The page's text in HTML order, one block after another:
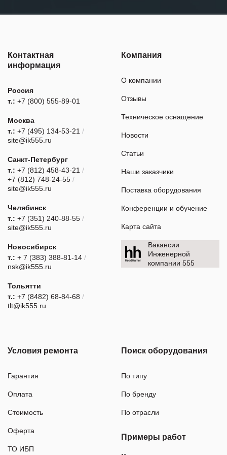
Контактная
информация
Россия
т.: +7 (800) 555-89-01
Москва
т.: +7 (495) 134-53-21 /
site@ik555.ru
Санкт-Петербург
т.: +7 (812) 458-43-21 /
+7 (812) 748-24-55 /
site@ik555.ru
Челябинск
т.: +7 (351) 240-88-55 /
site@ik555.ru
Новосибирск
т.: + 7 (383) 388-81-14 /
nsk@ik555.ru
Тольятти
т.: +7 (8482) 68-84-68 /
tlt@ik555.ru
Компания
О компании
Отзывы
Техническое оснащение
Новости
Статьи
Наши заказчики
Поставка оборудования
Конференции и обучение
Карта сайта
Вакансии
Инженерной
компании 555
Условия ремонта
Гарантия
Оплата
Стоимость
Оферта
ТО ИБП
Поиск оборудования
По типу
По бренду
По отрасли
Примеры работ